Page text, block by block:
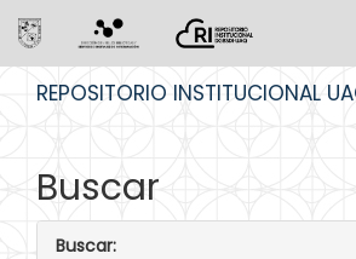
REPOSITORIO INSTITUCIONAL
Buscar
Buscar: